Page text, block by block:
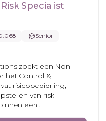
Specialist
Senior
zoekt een Non-
het Control &
risicobediening,
van risk
een...